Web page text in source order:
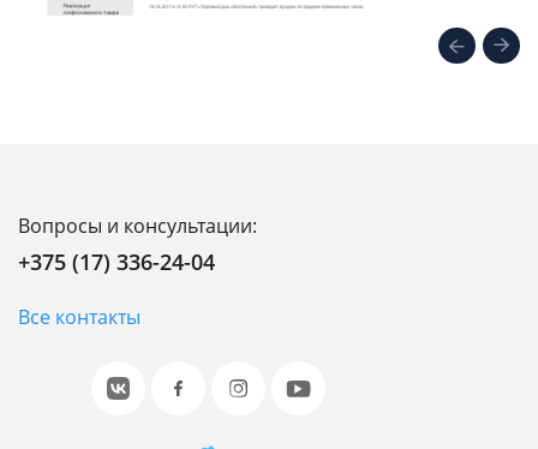
Вопросы и консультации:
+375 (17) 336-24-04
Все контакты